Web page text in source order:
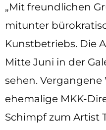
„Mit freundlichen
mitunter
Kunstbetriebs. Die
Mitte Juni in der
sehen.
ehemalige MKK-
Schimpf zum Artist